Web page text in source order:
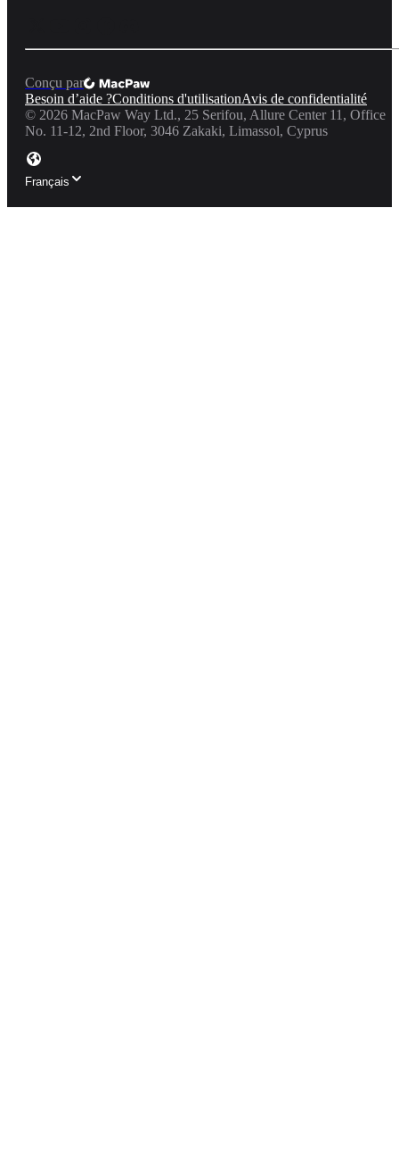
Conçu par
Besoin d’aide ?Conditions d'utilisationAvis de confidentialité
© 2026 MacPaw Way Ltd., 25 Serifou, Allure Center 11, Office
No. 11-12, 2nd Floor, 3046 Zakaki, Limassol, Cyprus
Français